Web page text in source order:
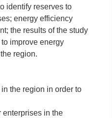
identify reserves to
energy efficiency
the results of the study
improve energy
region.
the region in order to
enterprises in the